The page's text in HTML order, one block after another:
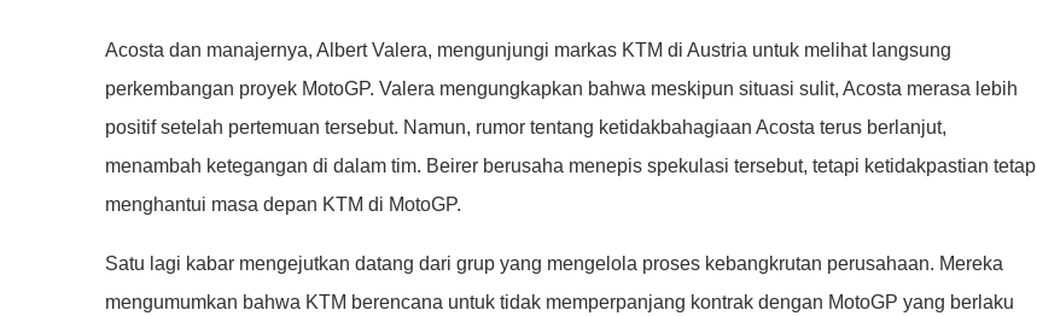
Acosta dan manajernya, Albert Valera, mengunjungi markas KTM di Austria untuk melihat langsung
perkembangan proyek MotoGP. Valera mengungkapkan bahwa meskipun situasi sulit, Acosta merasa lebih
positif setelah pertemuan tersebut. Namun, rumor tentang ketidakbahagiaan Acosta terus berlanjut,
menambah ketegangan di dalam tim. Beirer berusaha menepis spekulasi tersebut, tetapi ketidakpastian tetap
menghantui masa depan KTM di MotoGP.
Satu lagi kabar mengejutkan datang dari grup yang mengelola proses kebangkrutan perusahaan. Mereka
mengumumkan bahwa KTM berencana untuk tidak memperpanjang kontrak dengan MotoGP yang berlaku